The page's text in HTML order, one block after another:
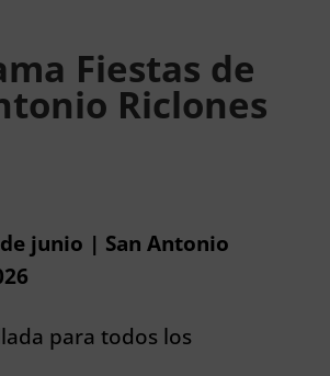
Fiestas de
Riclones
junio | San Antonio
para todos los